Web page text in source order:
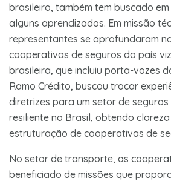
brasileiro, também tem buscado
alguns aprendizados. Em missão
representantes se aprofundaram
cooperativas de seguros do país
brasileira, que incluiu porta-vozes
Ramo Crédito, buscou trocar
diretrizes para um setor de
resiliente no Brasil, obtendo
estruturação de cooperativas de
No setor de transporte, as
beneficiado de missões que